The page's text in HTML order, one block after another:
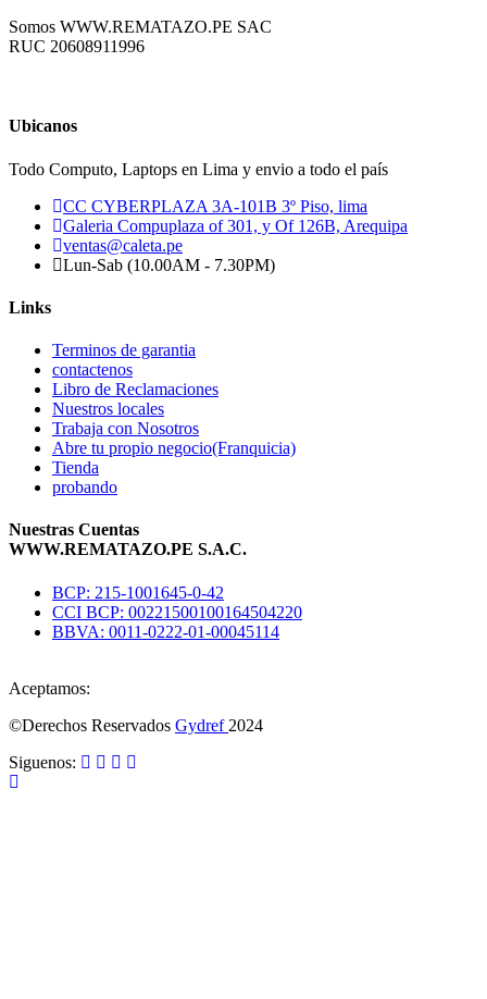
Somos WWW.REMATAZO.PE SAC
RUC 20608911996
Ubicanos
Todo Computo, Laptops en Lima y envio a todo el país
CC CYBERPLAZA 3A-101B 3º Piso, lima
Galeria Compuplaza of 301, y Of 126B, Arequipa
ventas@caleta.pe
Lun-Sab (10.00AM - 7.30PM)
Links
Terminos de garantia
contactenos
Libro de Reclamaciones
Nuestros locales
Trabaja con Nosotros
Abre tu propio negocio(Franquicia)
Tienda
probando
Nuestras Cuentas
WWW.REMATAZO.PE S.A.C.
BCP: 215-1001645-0-42
CCI BCP: 00221500100164504220
BBVA: 0011-0222-01-00045114
Aceptamos:
©Derechos Reservados Gydref 2024
Siguenos: